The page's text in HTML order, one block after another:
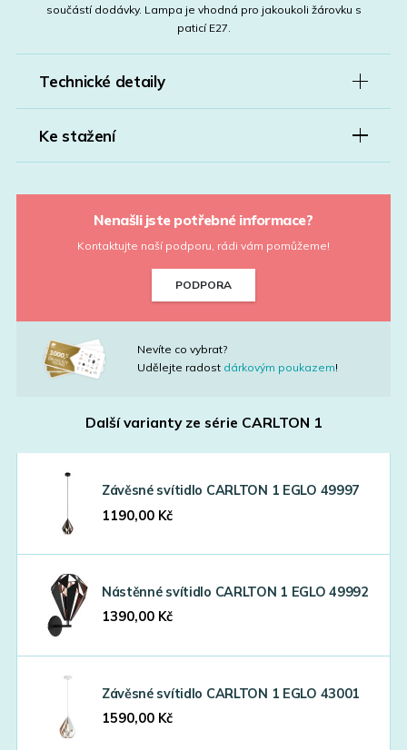
součástí dodávky. Lampa je vhodná pro jakoukoli žárovku s
paticí E27.
Technické detaily
Ke stažení
Nenašli jste potřebné informace?
Kontaktujte naší podporu, rádi vám pomůžeme!
PODPORA
Nevíte co vybrat?
Udělejte radost dárkovým poukazem!
Další varianty ze série CARLTON 1
Závěsné svítidlo CARLTON 1 EGLO 49997
1190,00 Kč
Nástěnné svítidlo CARLTON 1 EGLO 49992
1390,00 Kč
Závěsné svítidlo CARLTON 1 EGLO 43001
1590,00 Kč